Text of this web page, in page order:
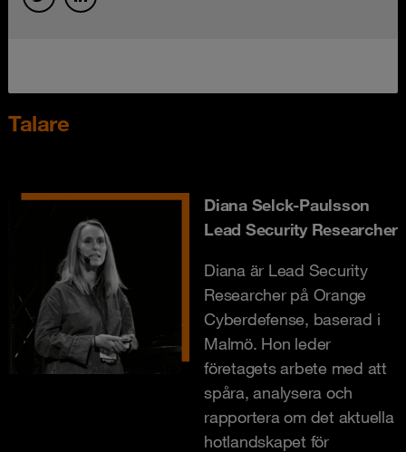
Talare
Diana Selck-Paulsson
Lead Security Researcher
Diana är Lead Security
Researcher på Orange
Cyberdefense, baserad i
Malmö. Hon leder
företagets arbete med att
spåra, analysera och
rapportera om det aktuella
hotlandskapet för